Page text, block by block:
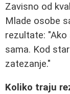
Zavisno od
Mlade osobe
rezultate:
sama. Kod
zatezanje."
Koliko traju